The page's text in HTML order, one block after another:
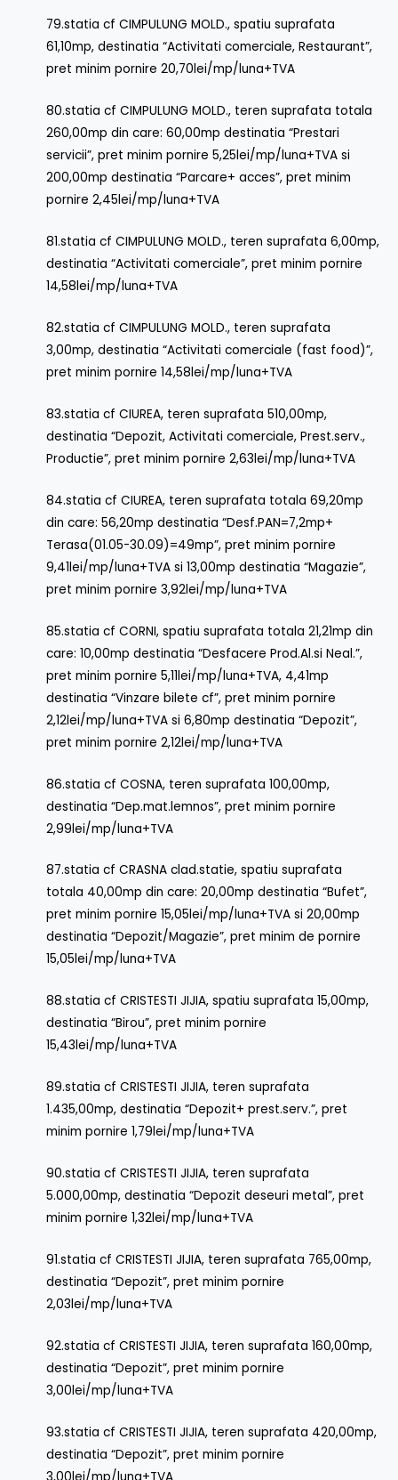
79.statia cf CIMPULUNG MOLD., spatiu suprafata
61,10mp, destinatia “Activitati comerciale, Restaurant”,
pret minim pornire 20,70lei/mp/luna+TVA
80.statia cf CIMPULUNG MOLD., teren suprafata totala
260,00mp din care: 60,00mp destinatia “Prestari
servicii”, pret minim pornire 5,25lei/mp/luna+TVA si
200,00mp destinatia “Parcare+ acces”, pret minim
pornire 2,45lei/mp/luna+TVA
81.statia cf CIMPULUNG MOLD., teren suprafata 6,00mp,
destinatia “Activitati comerciale”, pret minim pornire
14,58lei/mp/luna+TVA
82.statia cf CIMPULUNG MOLD., teren suprafata
3,00mp, destinatia “Activitati comerciale (fast food)”,
pret minim pornire 14,58lei/mp/luna+TVA
83.statia cf CIUREA, teren suprafata 510,00mp,
destinatia “Depozit, Activitati comerciale, Prest.serv.,
Productie”, pret minim pornire 2,63lei/mp/luna+TVA
84.statia cf CIUREA, teren suprafata totala 69,20mp
din care: 56,20mp destinatia “Desf.PAN=7,2mp+
Terasa(01.05-30.09)=49mp”, pret minim pornire
9,41lei/mp/luna+TVA si 13,00mp destinatia “Magazie”,
pret minim pornire 3,92lei/mp/luna+TVA
85.statia cf CORNI, spatiu suprafata totala 21,21mp din
care: 10,00mp destinatia “Desfacere Prod.Al.si Neal.”,
pret minim pornire 5,11lei/mp/luna+TVA, 4,41mp
destinatia “Vinzare bilete cf”, pret minim pornire
2,12lei/mp/luna+TVA si 6,80mp destinatia “Depozit”,
pret minim pornire 2,12lei/mp/luna+TVA
86.statia cf COSNA, teren suprafata 100,00mp,
destinatia “Dep.mat.lemnos”, pret minim pornire
2,99lei/mp/luna+TVA
87.statia cf CRASNA clad.statie, spatiu suprafata
totala 40,00mp din care: 20,00mp destinatia “Bufet”,
pret minim pornire 15,05lei/mp/luna+TVA si 20,00mp
destinatia “Depozit/Magazie”, pret minim de pornire
15,05lei/mp/luna+TVA
88.statia cf CRISTESTI JIJIA, spatiu suprafata 15,00mp,
destinatia “Birou”, pret minim pornire
15,43lei/mp/luna+TVA
89.statia cf CRISTESTI JIJIA, teren suprafata
1.435,00mp, destinatia “Depozit+ prest.serv.”, pret
minim pornire 1,79lei/mp/luna+TVA
90.statia cf CRISTESTI JIJIA, teren suprafata
5.000,00mp, destinatia “Depozit deseuri metal”, pret
minim pornire 1,32lei/mp/luna+TVA
91.statia cf CRISTESTI JIJIA, teren suprafata 765,00mp,
destinatia “Depozit”, pret minim pornire
2,03lei/mp/luna+TVA
92.statia cf CRISTESTI JIJIA, teren suprafata 160,00mp,
destinatia “Depozit”, pret minim pornire
3,00lei/mp/luna+TVA
93.statia cf CRISTESTI JIJIA, teren suprafata 420,00mp,
destinatia “Depozit”, pret minim pornire
3,00lei/mp/luna+TVA